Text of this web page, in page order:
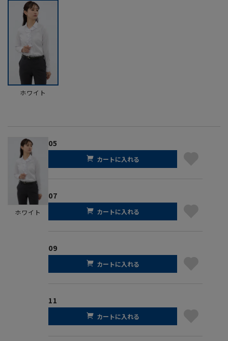
ホワイト
ホワイト
05
カートに入れる
07
カートに入れる
09
カートに入れる
11
カートに入れる